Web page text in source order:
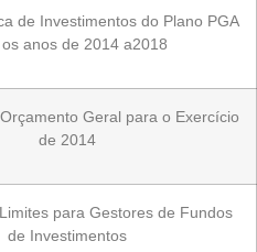
de Investimentos do Plano PGA
anos de 2014 a2018
Geral para o Exercício
de 2014
para Gestores de Fundos
de Investimentos